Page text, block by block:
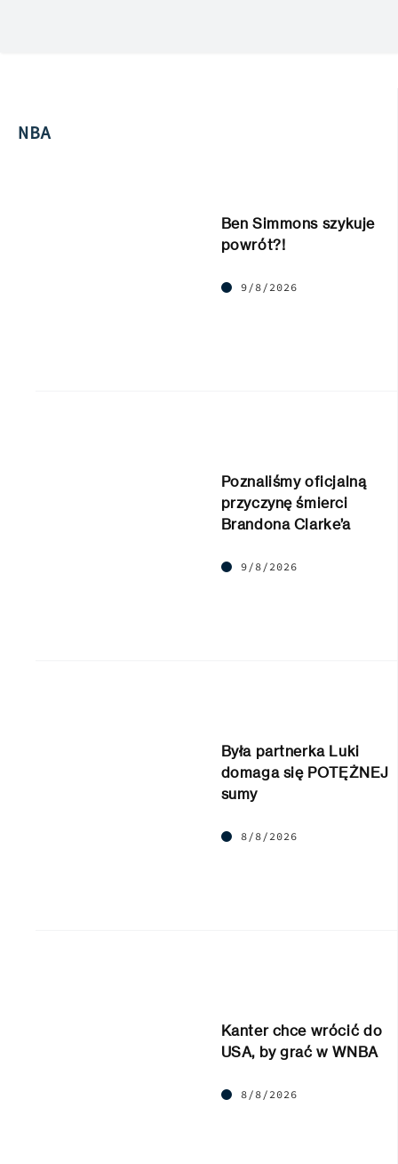
NBA
Ben Simmons szykuje
powrót?!
9/8/2026
Poznaliśmy oficjalną
przyczynę śmierci
Brandona Clarke’a
9/8/2026
Była partnerka Luki
domaga się POTĘŻNEJ
sumy
8/8/2026
Kanter chce wrócić do
USA, by grać w WNBA
8/8/2026